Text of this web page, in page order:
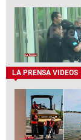
LA PRENSA VIDEOS